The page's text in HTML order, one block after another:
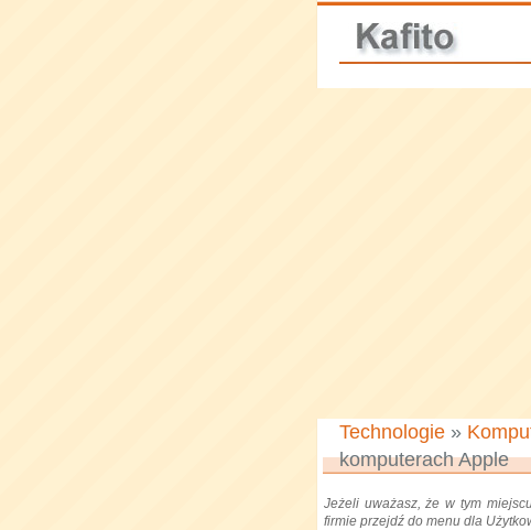
Technologie »
komputerach Apple
Jeżeli uważasz, że w tym
firmie przejdź do menu dla